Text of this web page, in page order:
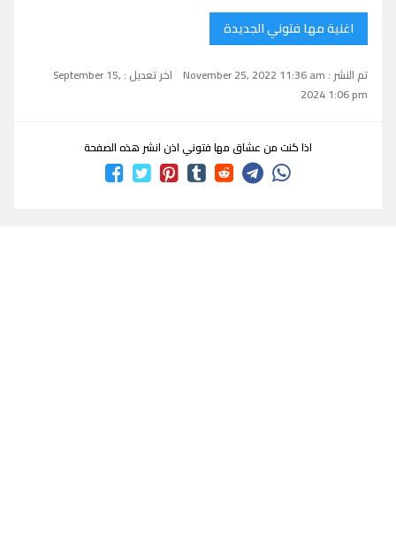
اغنية مها فتوني الجديدة
تم النشر : November 25, 2022 11:36 am
اخر تعديل : September 15,
2024 1:06 pm
اذا كنت من عشاق مها فتوني اذن انشر هذه الصفحة